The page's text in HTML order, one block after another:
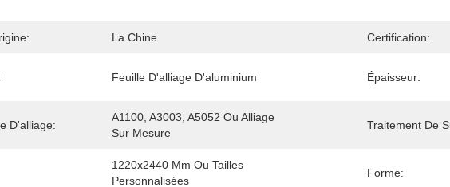
La Chine Certification:
Feuille D'alliage D'aluminium Épaisseur:
D'alliage:
A1100, A3003, A5052 Ou Alliage
Sur Mesure
Traitement De
1220x2440 Mm Ou Tailles
Personnalisées
Forme: